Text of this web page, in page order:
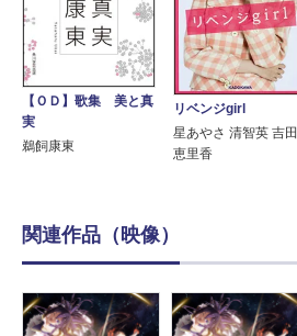
【ＯＤ】歌集 美と真
実
鵜飼康東
リベンジgirl
星あやさ 清智英 吉田
恵里香
関連作品（映像）